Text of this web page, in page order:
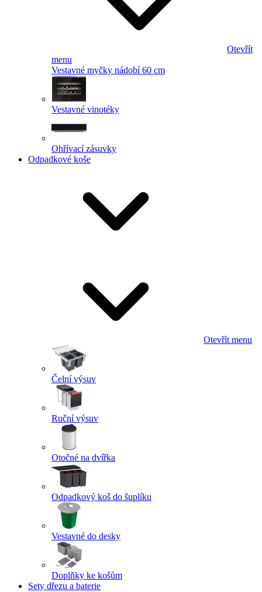
Otevřít
menu
Vestavné myčky nádobí 60 cm
Vestavné vinotéky
Ohřívací zásuvky
Odpadkové koše
Otevřít menu
Čelní výsuv
Ruční výsuv
Otočné na dvířka
Odpadkový koš do šuplíku
Vestavné do desky
Doplňky ke košům
Sety dřezu a baterie